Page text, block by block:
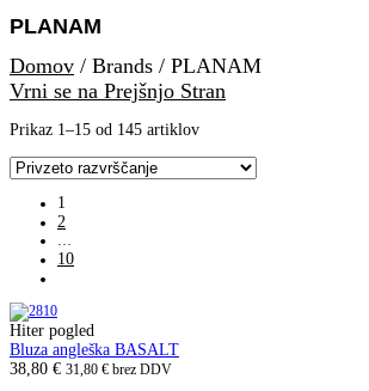
PLANAM
Domov / Brands / PLANAM
Vrni se na Prejšnjo Stran
Prikaz 1–15 od 145 artiklov
1
2
…
10
Hiter pogled
Bluza angleška BASALT
38,80 € 31,80 € brez DDV